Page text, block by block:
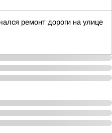
ремонт дороги на улице